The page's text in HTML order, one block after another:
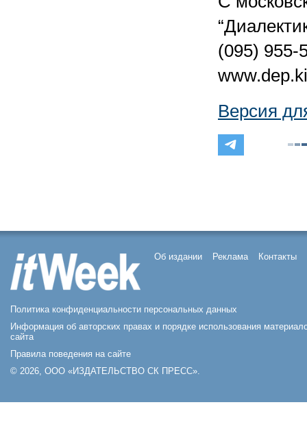
(095) 955-
Версия
Об издании Реклама Контакты
Политика конфиденциальности персональных данных
Информация об авторских правах и порядке использования
сайта
Правила поведения на сайте
© 2026, ООО «ИЗДАТЕЛЬСТВО СК ПРЕСС».